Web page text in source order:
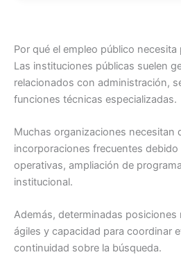
Por qué el empleo público
Las instituciones públicas suelen
relacionados con administración,
funciones técnicas especializadas.
Muchas organizaciones necesitan
incorporaciones frecuentes
operativas, ampliación de
institucional.
Además, determinadas posiciones
ágiles y capacidad para coordinar
continuidad sobre la búsqueda.